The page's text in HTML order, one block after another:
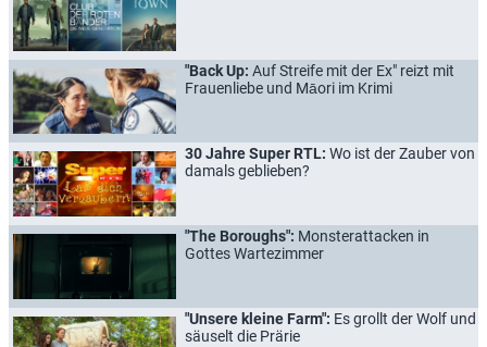
"Back Up: Auf Streife mit der Ex" reizt mit
Frauenliebe und Māori im Krimi
30 Jahre Super RTL: Wo ist der Zauber von
damals geblieben?
"The Boroughs": Monsterattacken in
Gottes Wartezimmer
"Unsere kleine Farm": Es grollt der Wolf und
säuselt die Prärie